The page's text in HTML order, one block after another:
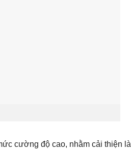
cường độ cao, nhằm cải thiện